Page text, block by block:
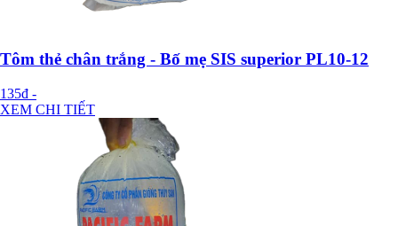
Tôm thẻ chân trắng - Bố mẹ SIS superior PL10-12
135đ -
XEM CHI TIẾT